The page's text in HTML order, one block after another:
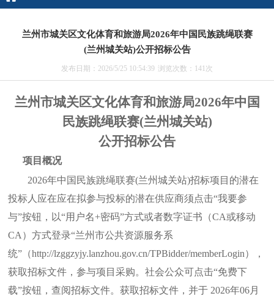
兰州市城关区文化体育和旅游局2026年中国民族跳绳联赛
(兰州城关站)公开招标公告
发布日期：2026/5/25 10:54:39 浏览次数： 141次
兰州市城关区文化体育和旅游局2026年中国
民族跳绳联赛(兰州城关站)
公开招标公告
项目概况
2026年中国民族跳绳联赛(兰州城关站)招标项目的潜在
投标人应在应在拟参与投标的潜在供应商须点击“我要参
与”按钮，以“用户名+密码”方式或者数字证书（CA或移动
CA）方式登录“兰州市公共资源服务系
统”（http://lzggzyjy.lanzhou.gov.cn/TPBidder/memberLogin），
获取招标文件，参与项目采购。社会公众可点击“免费下
载”按钮，查阅招标文件。获取招标文件，并于 2026年06月